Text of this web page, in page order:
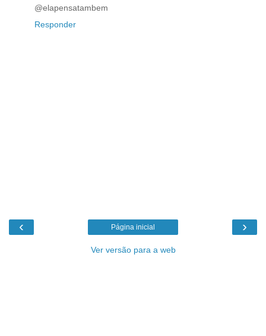
@elapensatambem
Responder
‹ ›
Página inicial
Ver versão para a web